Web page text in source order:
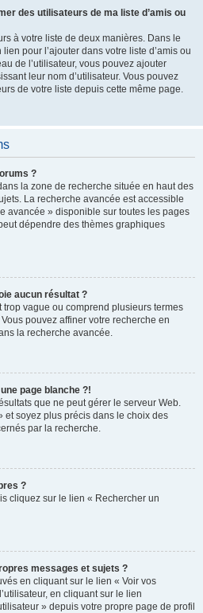
des utilisateurs de ma liste d’amis ou
à votre liste de deux manières. Dans le
pour l’ajouter dans votre liste d’amis ou
de l’utilisateur, vous pouvez ajouter
leur nom d’utilisateur. Vous pouvez
de votre liste depuis cette même page.
?
la zone de recherche située en haut des
La recherche avancée est accessible
avancée » disponible sur toutes les pages
dépendre des thèmes graphiques
aucun résultat ?
vague ou comprend plusieurs termes
pouvez affiner votre recherche en
la recherche avancée.
page blanche ?!
que ne peut gérer le serveur Web.
et soyez plus précis dans le choix des
par la recherche.
?
cliquez sur le lien « Rechercher un
messages et sujets ?
en cliquant sur le lien « Voir vos
en cliquant sur le lien
» depuis votre propre page de profil